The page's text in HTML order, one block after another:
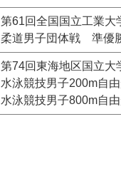
第61回全国国立工業大
柔道男子団体戦 準優
第74回東海地区国立大
水泳競技男子200m自
水泳競技男子800m自